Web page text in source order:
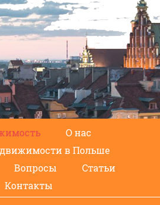
О нас
в Польше
Вопросы
Статьи
Контакты